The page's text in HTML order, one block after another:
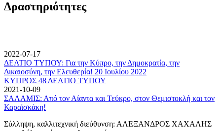
Δραστηριότητες
2022-07-17
ΔΕΛΤΙΟ ΤΥΠΟΥ: Για την Κύπρο, την Δημοκρατία, την
Δικαιοσύνη, την Ελευθερία! 20 Ιουλίου 2022
ΚΥΠΡΟΣ 48 ΔΕΛΤΙΟ ΤΥΠΟΥ
2021-10-09
ΣΑΛΑΜΙΣ: Από τον Αίαντα και Τεύκρο, στον Θεμιστοκλή και τον
Καραϊσκάκη!
Σύλληψη, καλλιτεχνική διεύθυνση: ΑΛΕΞΑΝΔΡΟΣ ΧΑΧΑΛΗΣ